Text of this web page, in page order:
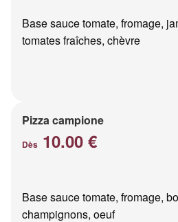
Base sauce tomate, fromage,
tomates fraîches, chèvre
Pizza campione
Dès 10.00 €
Base sauce tomate, fromage,
champignons, oeuf